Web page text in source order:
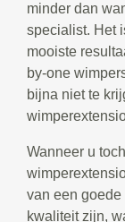
minder dan
specialist. Het
mooiste
by-one
bijna niet te
Wanneer u
van een
kwaliteit zijn,